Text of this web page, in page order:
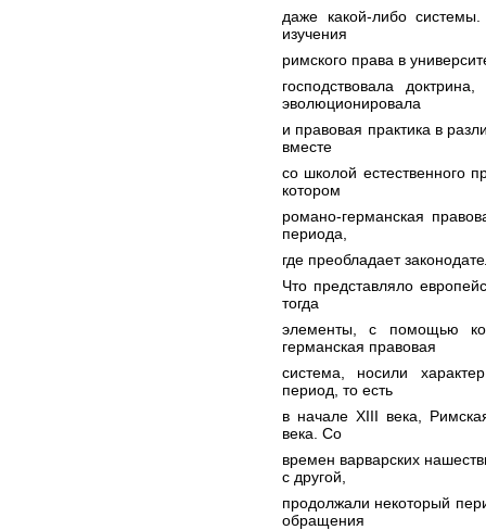
даже какой-либо
изучения
римского права в
господствовала
эволюционировала
и правовая практика в
вместе
со школой естественного
котором
романо-германская
периода,
где преобладает
Что представляло
тогда
элементы, с помощью
германская правовая
система, носили
период, то есть
в начале XIII века,
века. Со
времен варварских
с другой,
продолжали некоторый
обращения